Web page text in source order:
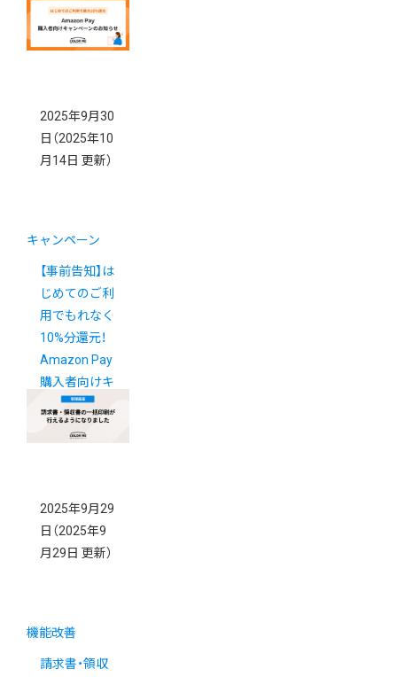
2025年9月30
日 （2025年10
月14日 更新）
キャンペーン
【事前告知】は
じめてのご利
用でもれなく
10%分還元！
Amazon Pay
購入者向けキ
ャンペーン
2025年9月29
日 （2025年9
月29日 更新）
機能改善
請求書・領収